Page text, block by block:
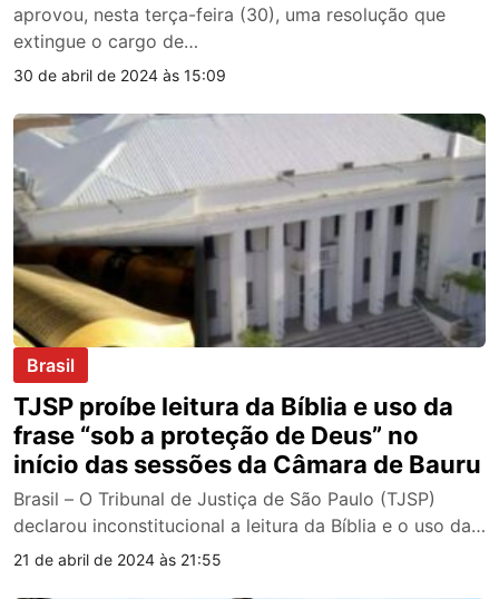
aprovou, nesta terça-feira (30), uma resolução que
extingue o cargo de…
30 de abril de 2024 às 15:09
Brasil
TJSP proíbe leitura da Bíblia e uso da
frase “sob a proteção de Deus” no
início das sessões da Câmara de Bauru
Brasil – O Tribunal de Justiça de São Paulo (TJSP)
declarou inconstitucional a leitura da Bíblia e o uso da…
21 de abril de 2024 às 21:55